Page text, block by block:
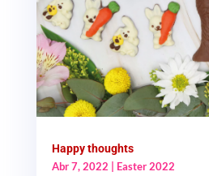
Happy thoughts
Abr 7, 2022
Easter 2022